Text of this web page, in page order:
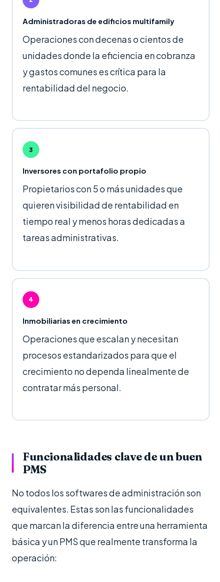
Administradoras de edificios multifamily
Operaciones con decenas o cientos de
unidades donde la eficiencia en cobranza
y gastos comunes es crítica para la
rentabilidad del negocio.
3
Inversores con portafolio propio
Propietarios con 5 o más unidades que
quieren visibilidad de rentabilidad en
tiempo real y menos horas dedicadas a
tareas administrativas.
4
Inmobiliarias en crecimiento
Operaciones que escalan y necesitan
procesos estandarizados para que el
crecimiento no dependa linealmente de
contratar más personal.
Funcionalidades clave de un buen
PMS
No todos los softwares de administración son
equivalentes. Estas son las funcionalidades
que marcan la diferencia entre una herramienta
básica y un PMS que realmente transforma la
operación: